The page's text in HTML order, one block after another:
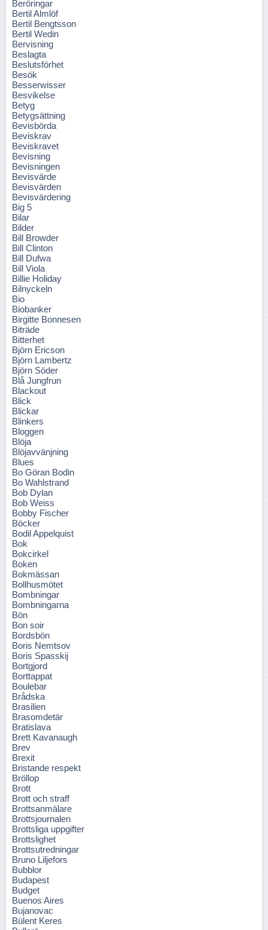
Beröringar
Bertil Almlöf
Bertil Bengtsson
Bertil Wedin
Bervisning
Beslagta
Beslutsförhet
Besök
Besserwisser
Besvikelse
Betyg
Betygsättning
Bevisbörda
Beviskrav
Beviskravet
Bevisning
Bevisningen
Bevisvärde
Bevisvärden
Bevisvärdering
Big 5
Bilar
Bilder
Bill Browder
Bill Clinton
Bill Dufwa
Bill Viola
Billie Holiday
Bilnyckeln
Bio
Biobanker
Birgitte Bonnesen
Biträde
Bitterhet
Björn Ericson
Björn Lambertz
Björn Söder
Blå Jungfrun
Blackout
Blick
Blickar
Blinkers
Bloggen
Blöja
Blöjavvänjning
Blues
Bo Göran Bodin
Bo Wahlstrand
Bob Dylan
Bob Weiss
Bobby Fischer
Böcker
Bodil Appelquist
Bok
Bokcirkel
Boken
Bokmässan
Bollhusmötet
Bombningar
Bombningarna
Bön
Bon soir
Bordsbön
Boris Nemtsov
Boris Spasskij
Bortgjord
Borttappat
Boulebar
Brådska
Brasilien
Brasomdetär
Bratislava
Brett Kavanaugh
Brev
Brexit
Bristande respekt
Bröllop
Brott
Brott och straff
Brottsanmälare
Brottsjournalen
Brottsliga uppgifter
Brottslighet
Brottsutredningar
Bruno Liljefors
Bubblor
Budapest
Budget
Buenos Aires
Bujanovac
Bülent Keres